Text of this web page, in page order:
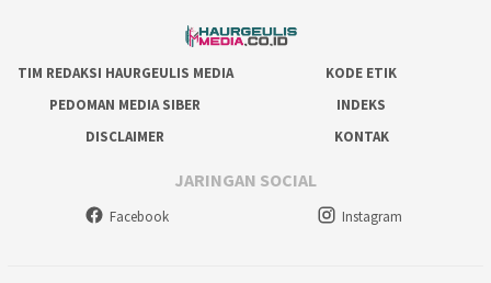
TIM REDAKSI HAURGEULIS MEDIA
KODE ETIK
PEDOMAN MEDIA SIBER
INDEKS
DISCLAIMER
KONTAK
JARINGAN SOCIAL
Facebook Instagram